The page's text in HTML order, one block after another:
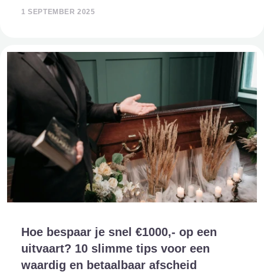
1 SEPTEMBER 2025
Hoe bespaar je snel €1000,- op een
uitvaart? 10 slimme tips voor een
waardig en betaalbaar afscheid